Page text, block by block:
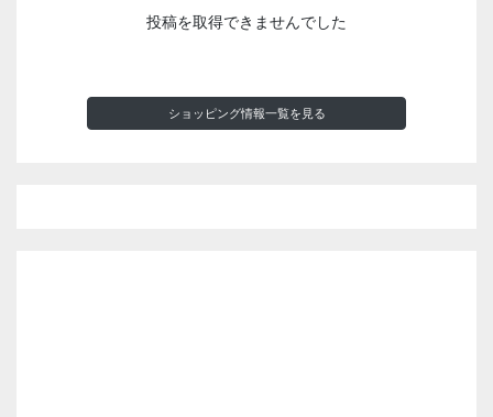
投稿を取得できませんでした
ショッピング情報一覧を見る